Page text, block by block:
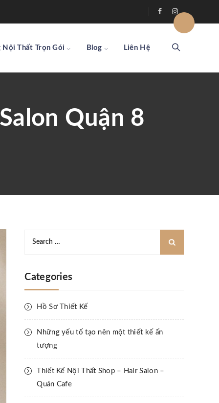
Nội Thất Trọn Gói Blog Liên Hệ
Quận 8
Categories
Hồ Sơ Thiết Kế
Những yếu tố tạo nên một thiết kế ấn
tượng
Thiết Kế Nội Thất Shop – Hair Salon –
Quán Cafe